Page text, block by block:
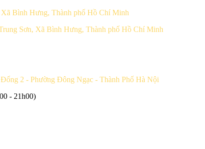
Bình Hưng, Thành phố Hồ Chí Minh
Sơn, Xã Bình Hưng, Thành phố Hồ Chí Minh
2 - Phường Đông Ngạc - Thành Phố Hà Nội
- 21h00)